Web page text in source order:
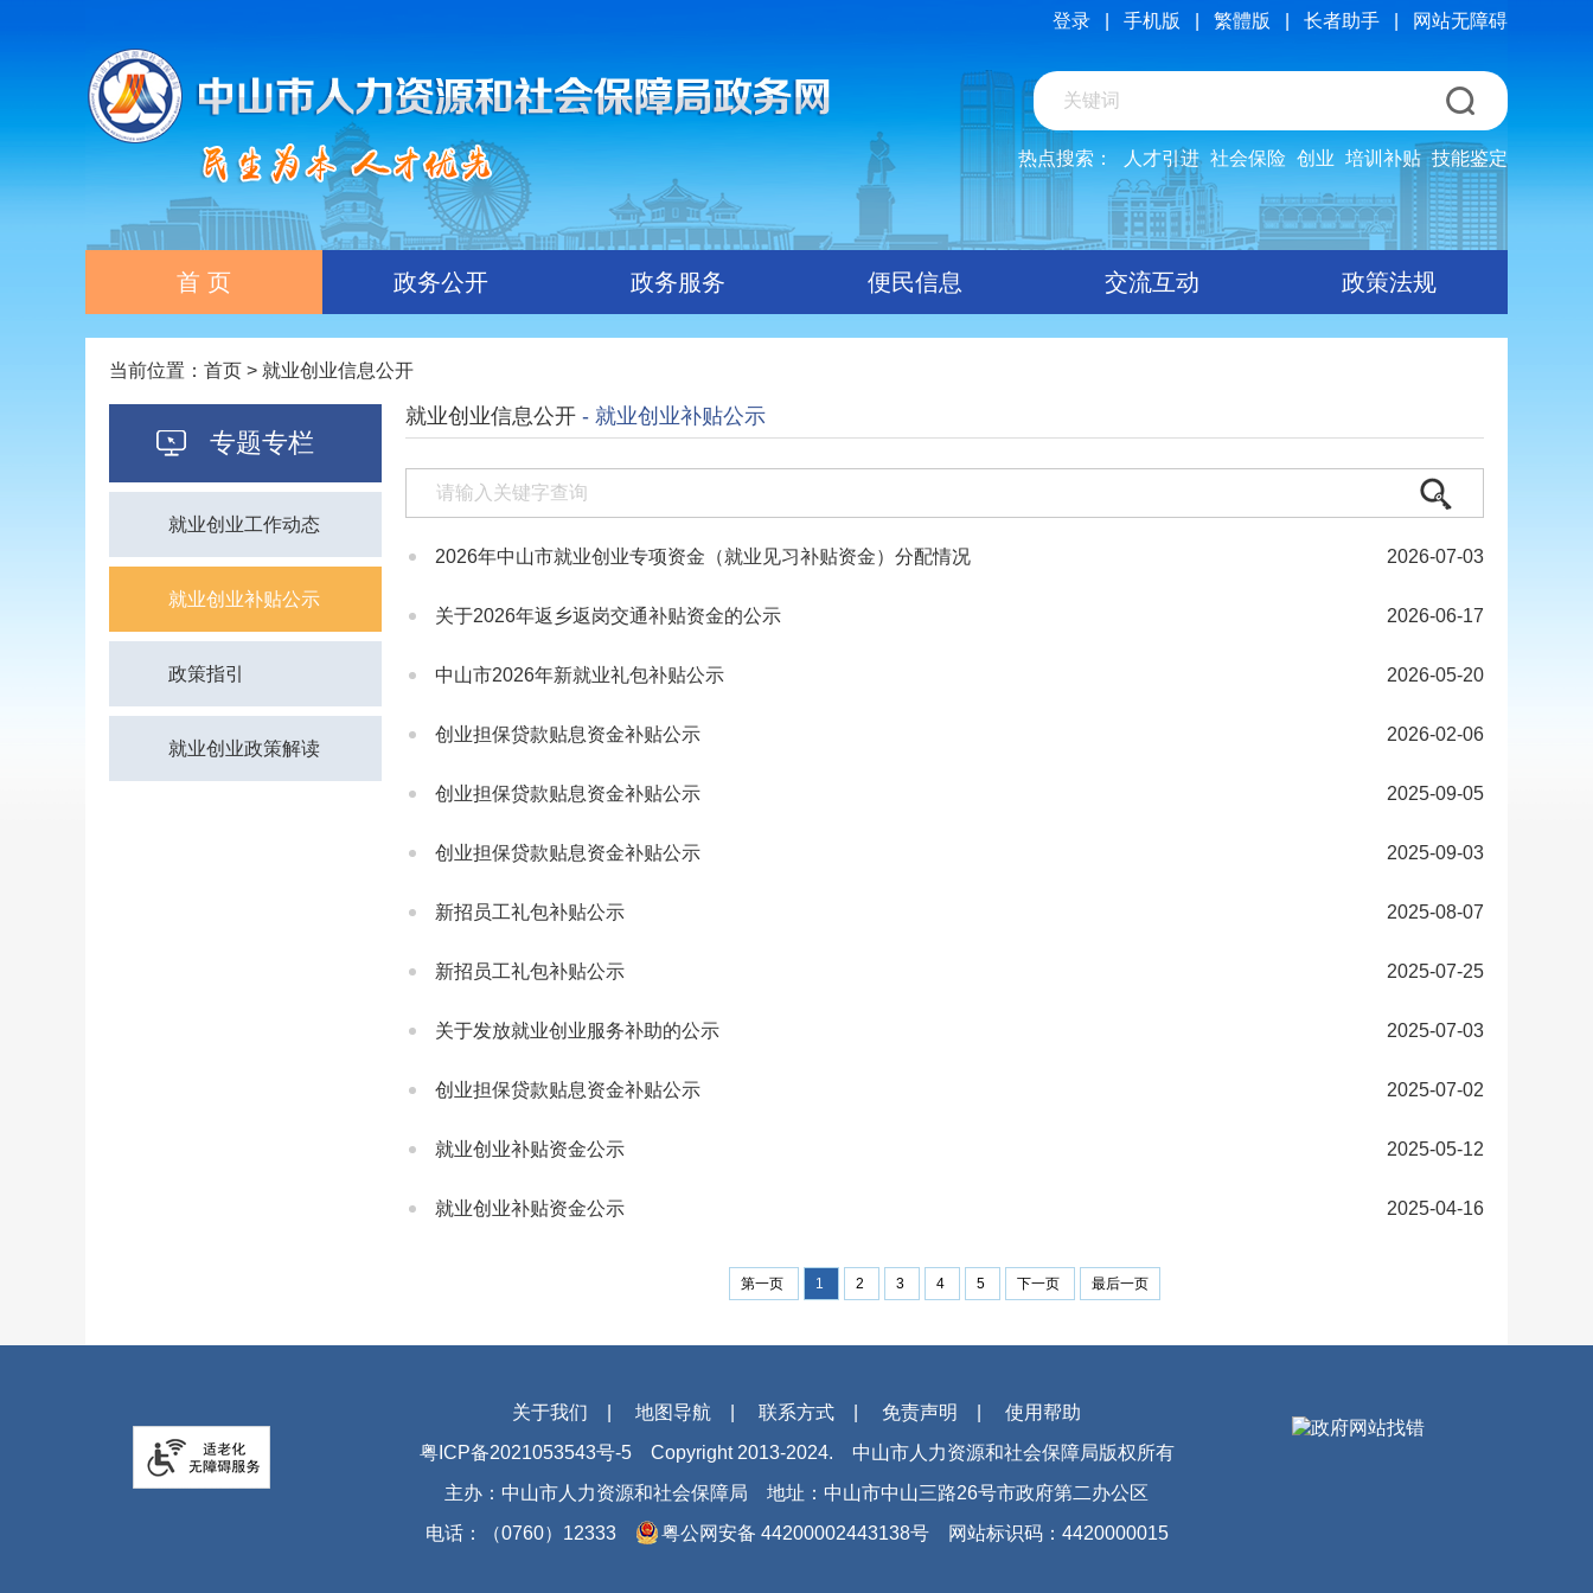
登录 手机版 繁體版 长者助手 网站无障碍
热点搜索： 人才引进 社会保险 创业 培训补贴 技能鉴定
首 页 政务公开 政务服务 便民信息 交流互动 政策法规
当前位置： 首页 > 就业创业信息公开
专题专栏
就业创业工作动态
就业创业补贴公示
政策指引
就业创业政策解读
就业创业信息公开 - 就业创业补贴公示
2026年中山市就业创业专项资金（就业见习补贴资金）分配情况 2026-07-03
关于2026年返乡返岗交通补贴资金的公示 2026-06-17
中山市2026年新就业礼包补贴公示 2026-05-20
创业担保贷款贴息资金补贴公示 2026-02-06
创业担保贷款贴息资金补贴公示 2025-09-05
创业担保贷款贴息资金补贴公示 2025-09-03
新招员工礼包补贴公示 2025-08-07
新招员工礼包补贴公示 2025-07-25
关于发放就业创业服务补助的公示 2025-07-03
创业担保贷款贴息资金补贴公示 2025-07-02
就业创业补贴资金公示 2025-05-12
就业创业补贴资金公示 2025-04-16
第一页 1 2 3 4 5 下一页 最后一页
关于我们 地图导航 联系方式 免责声明
使用帮助
粤ICP备2021053543号-5Copyright 2013-2024. 中山市人力资源和社会保障局版权所有
主办：中山市人力资源和社会保障局
地址：中山市中山三路26号市政府第二办公区
电话：（0760）12333
粤公网安备 44200002443138号 网站标识码：4420000015